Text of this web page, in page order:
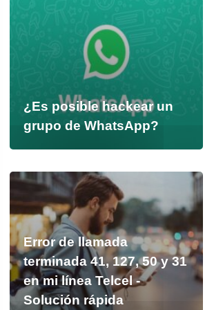
¿Es posible hackear un
grupo de WhatsApp?
Error de llamada
terminada 41, 127, 50 y 31
en mi línea Telcel -
Solución rápida